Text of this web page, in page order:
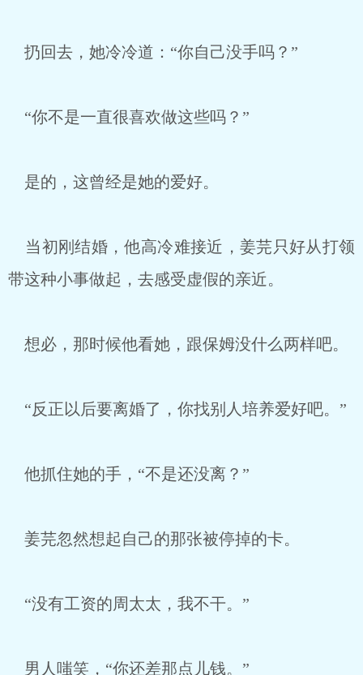
扔回去，她冷冷道：“你自己没手吗？”
“你不是一直很喜欢做这些吗？”
是的，这曾经是她的爱好。
当初刚结婚，他高冷难接近，姜芫只好从打领
带这种小事做起，去感受虚假的亲近。
想必，那时候他看她，跟保姆没什么两样吧。
“反正以后要离婚了，你找别人培养爱好吧。”
他抓住她的手，“不是还没离？”
姜芫忽然想起自己的那张被停掉的卡。
“没有工资的周太太，我不干。”
男人嗤笑，“你还差那点儿钱。”